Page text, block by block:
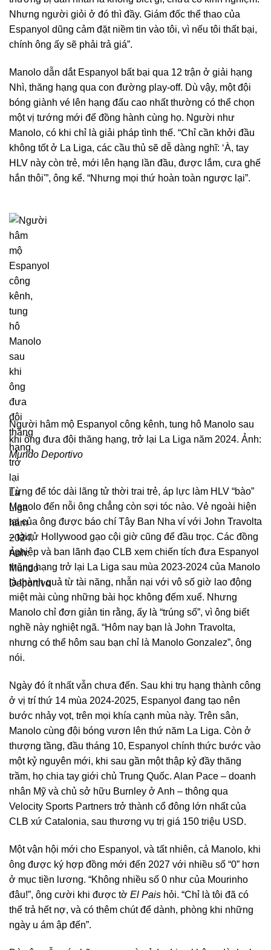
Nhưng người giỏi ở đó thì đầy. Giám đốc thể thao của
Espanyol dũng cảm đặt niềm tin vào tôi, vì nếu tôi thất bại,
chính ông ấy sẽ phải trả giá”.
Manolo dẫn dắt Espanyol bất bại qua 12 trận ở giải hạng
Nhì, thăng hạng qua con đường play-off. Dù vậy, một đội
bóng giành vé lên hạng đấu cao nhất thường có thể chọn
một vị tướng mới để đồng hành cùng họ. Người như
Manolo, có khi chỉ là giải pháp tình thế. “Chỉ cần khởi đầu
không tốt ở La Liga, các cầu thủ sẽ dễ dàng nghĩ: ‘À, tay
HLV này còn trẻ, mới lên hạng lần đầu, được lắm, cưa ghế
hắn thôi'”, ông kể. “Nhưng mọi thứ hoàn toàn ngược lại”.
Người hâm mộ Espanyol công kênh, tung hô Manolo sau
khi ông đưa đội thăng hạng, trở lại La Liga năm 2024. Ảnh:
Mundo Deportivo
Từng để tóc dài lãng tử thời trai trẻ, áp lực làm HLV “bào”
Manolo đến nỗi ông chẳng còn sợi tóc nào. Vẻ ngoài hiện
tại của ông được báo chí Tây Ban Nha ví với John Travolta
– tài tử Hollywood gạo cội giờ cũng để đầu trọc. Các đồng
nghiệp và ban lãnh đạo CLB xem chiến tích đưa Espanyol
thăng hạng trở lại La Liga sau mùa 2023-2024 của Manolo
là thành quả từ tài năng, nhẫn nại với vô số giờ lao động
miệt mài cùng những bài học không đếm xuể. Nhưng
Manolo chỉ đơn giản tin rằng, ấy là “trúng số”, vì ông biết
nghề này nghiệt ngã. “Hôm nay bạn là John Travolta,
nhưng có thể hôm sau bạn chỉ là Manolo Gonzalez”, ông
nói.
Ngày đó ít nhất vẫn chưa đến. Sau khi trụ hạng thành công
ở vị trí thứ 14 mùa 2024-2025, Espanyol đang tạo nên
bước nhảy vọt, trên mọi khía cạnh mùa này. Trên sân,
Manolo cùng đội bóng vươn lên thứ năm La Liga. Còn ở
thượng tầng, đầu tháng 10, Espanyol chính thức bước vào
một kỷ nguyên mới, khi sau gần một thập kỷ đầy thăng
trầm, họ chia tay giới chủ Trung Quốc. Alan Pace – doanh
nhân Mỹ và chủ sở hữu Burnley ở Anh – thông qua
Velocity Sports Partners trở thành cổ đông lớn nhất của
CLB xứ Catalonia, sau thương vụ trị giá 150 triệu USD.
Một vận hội mới cho Espanyol, và tất nhiên, cả Manolo, khi
ông được ký hợp đồng mới đến 2027 với nhiều số “0” hơn
ở mục tiền lương. “Không nhiều số 0 như của Mourinho
đâu!”, ông cười khi được tờ El Pais hỏi. “Chỉ là tôi đã có
thể trả hết nợ, và có thêm chút để dành, phòng khi những
ngày u ám ập đến”.